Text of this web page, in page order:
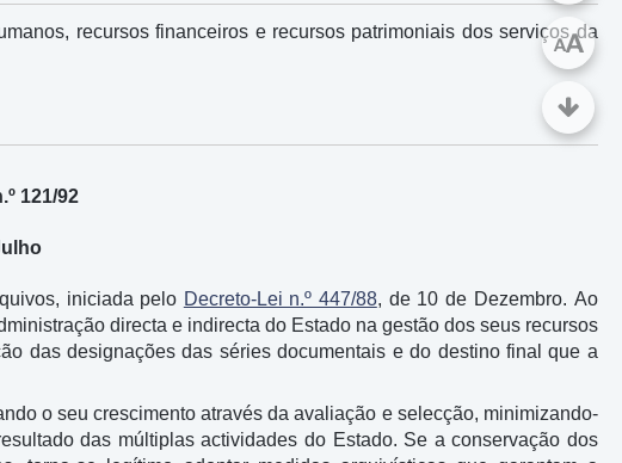
recursos financeiros e recursos patrimoniais dos serviços da
121/92
iniciada pelo Decreto-Lei n.º 447/88, de 10 de Dezembro. Ao
directa e indirecta do Estado na gestão dos seus recursos
das designações das séries documentais e do destino final que a
o seu crescimento através da avaliação e selecção, minimizando-
das múltiplas actividades do Estado. Se a conservação dos
AA